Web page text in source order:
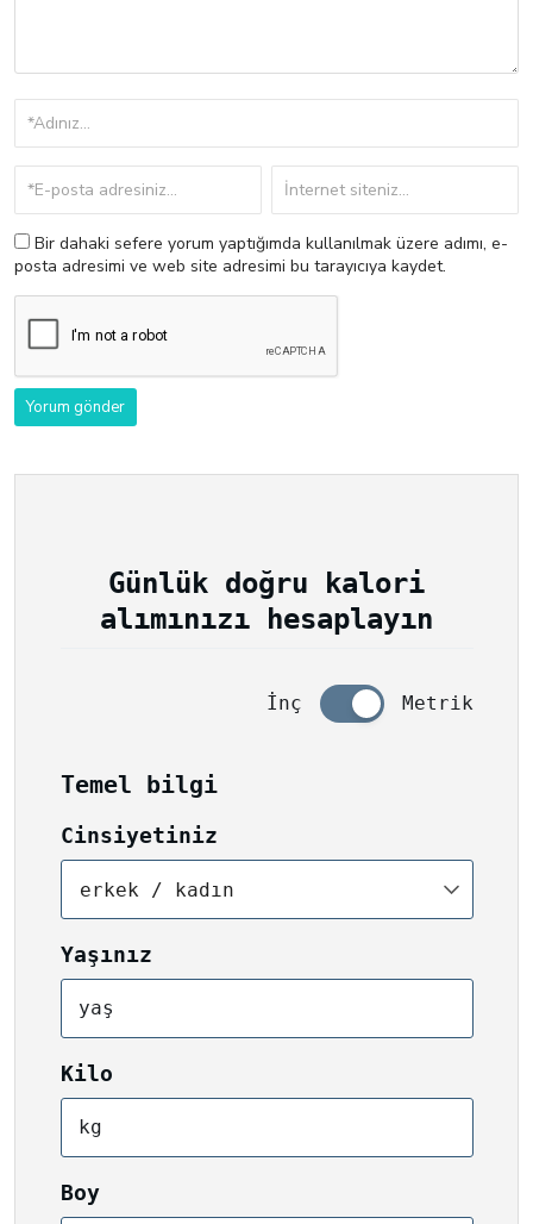
Bir dahaki sefere yorum yaptığımda kullanılmak üzere adımı, e-
posta adresimi ve web site adresimi bu tarayıcıya kaydet.
Günlük doğru kalori
alımınızı hesaplayın
İnç Metrik
Temel bilgi
Cinsiyetiniz
erkek / kadın
Yaşınız
yaş
Kilo
kg
Boy